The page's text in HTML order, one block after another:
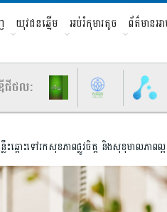
យុវជនឆ្នើម អប់រំកុមារតូច ព័ត៌មានអ
ជីថល:
លឹះឆ្ពោះទៅរកសុខភាពផ្លូវចិត្ត និងសុខុមាលភាពល្អ